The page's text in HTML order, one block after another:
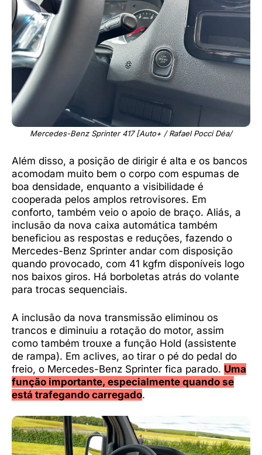
Mercedes-Benz Sprinter 417 [Auto+ / Rafael Pocci Déa/
Além disso, a posição de dirigir é alta e os bancos
acomodam muito bem o corpo com espumas de
boa densidade, enquanto a visibilidade é
cooperada pelos amplos retrovisores. Em
conforto, também veio o apoio de braço. Aliás, a
inclusão da nova caixa automática também
beneficiou as respostas e reduções, fazendo o
Mercedes-Benz Sprinter andar com disposição
quando provocado, com 41 kgfm disponíveis logo
nos baixos giros. Há borboletas atrás do volante
para trocas sequenciais.
A inclusão da nova transmissão eliminou os
trancos e diminuiu a rotação do motor, assim
como também trouxe a função Hold (assistente
de rampa). Em aclives, ao tirar o pé do pedal do
freio, o Mercedes-Benz Sprinter fica parado. Uma
função importante, especialmente quando se
está trafegando carregado.